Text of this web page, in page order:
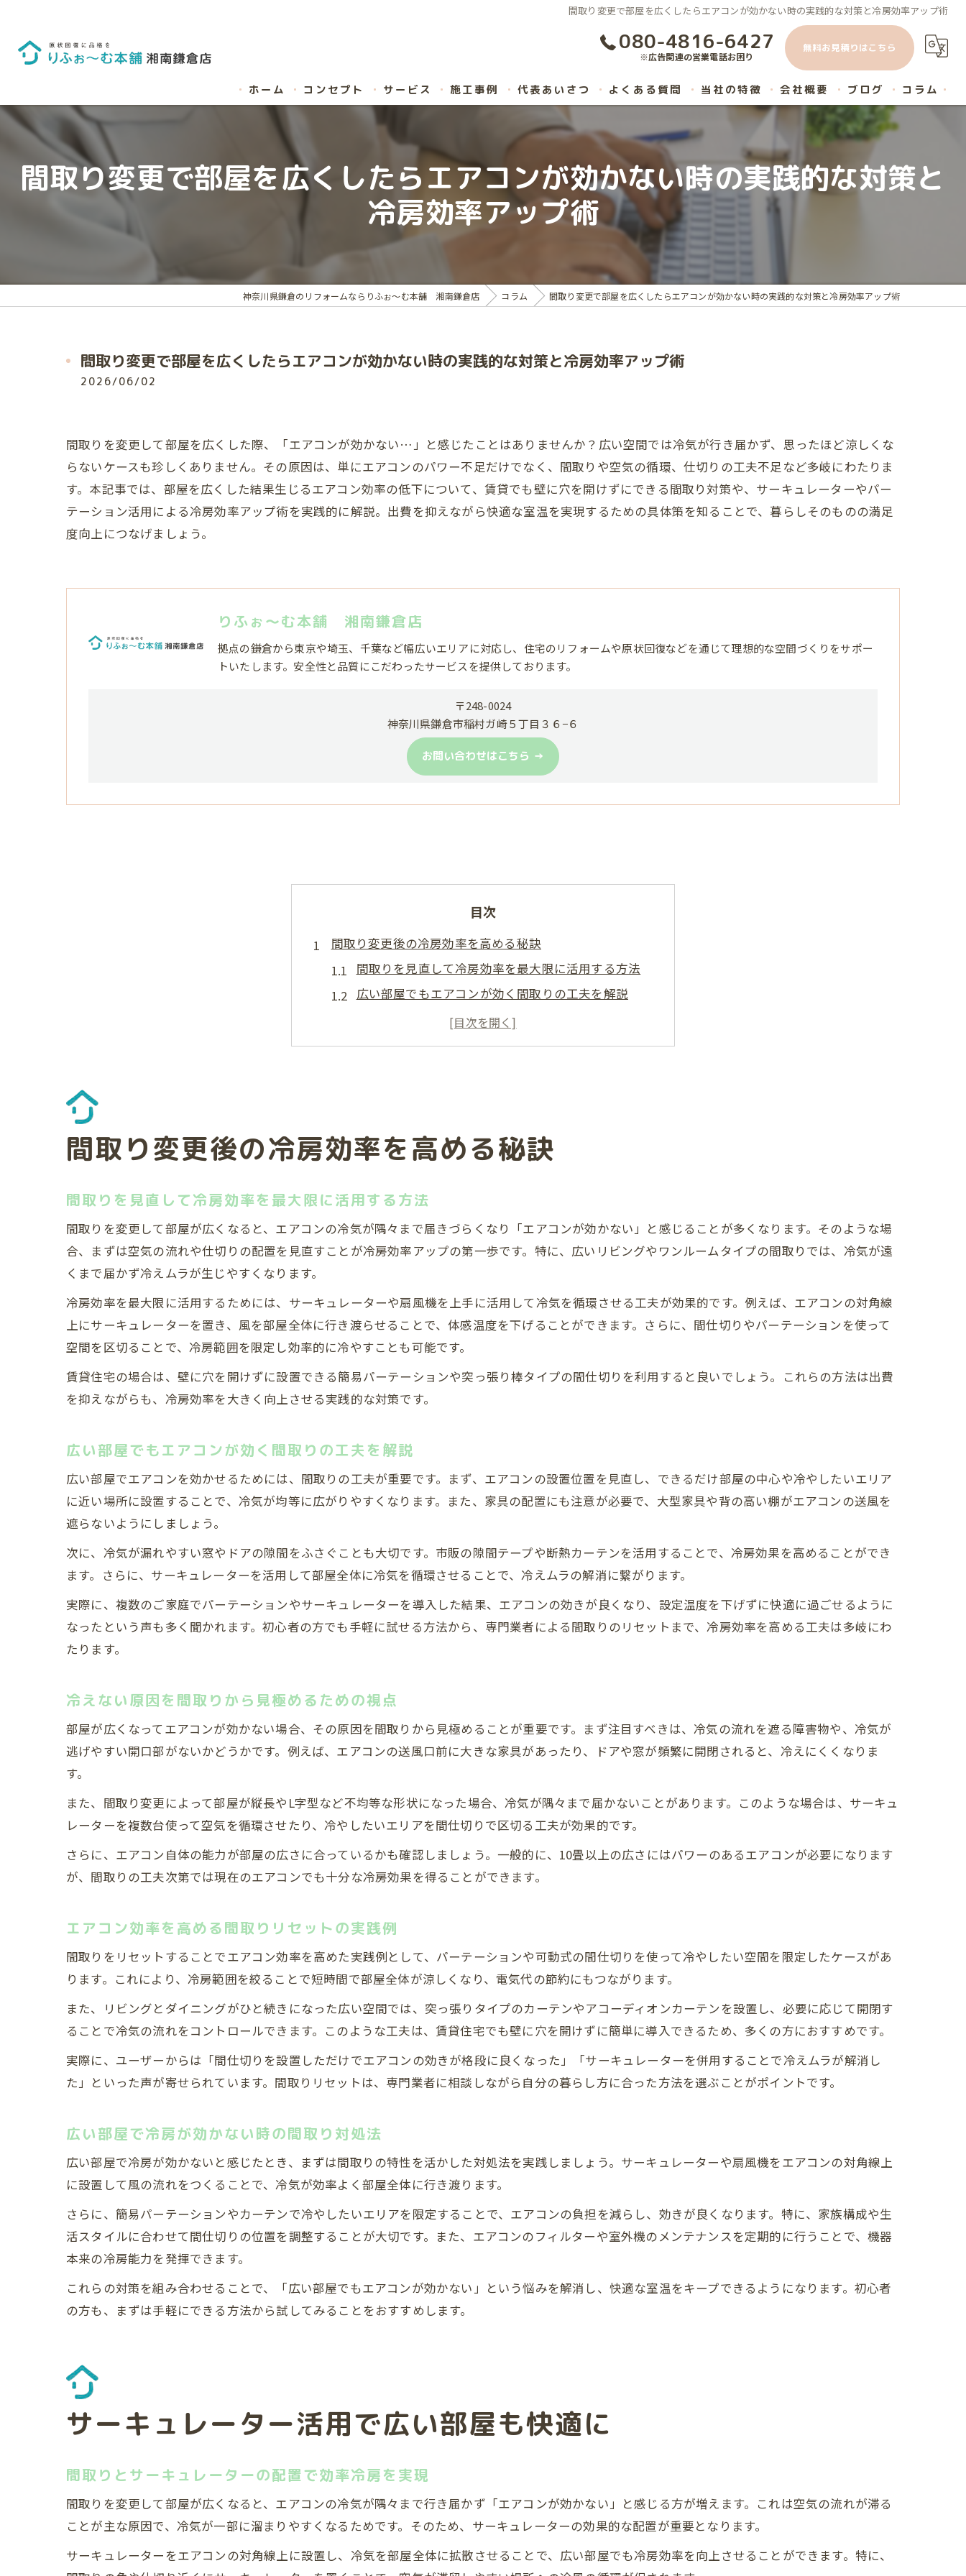
間取り変更で部屋を広くしたらエアコンが効かない時の実践的な対策と冷房効率アップ術
080-4816-6427
※広告関連の営業電話お困り
無料お見積りはこちら
ホーム コンセプト サービス 施工事例 代表あいさつ よくある質問 当社の特徴
内装工事
マンション
会社概要 ブログ コラム
間取り変更で部屋を広くしたらエアコンが効かない時の実践的な対策と
冷房効率アップ術
神奈川県鎌倉のリフォームならりふぉ～む本舗 湘南鎌倉店 コラム 間取り変更で部屋を広くしたらエアコンが効かない時の実践的な対策と冷房効率アップ術
間取り変更で部屋を広くしたらエアコンが効かない時の実践的な対策と冷房効率アップ術
2026/06/02
間取りを変更して部屋を広くした際、「エアコンが効かない…」と感じたことはありませんか？広い空間では冷気が行き届かず、思ったほど涼しくな
らないケースも珍しくありません。その原因は、単にエアコンのパワー不足だけでなく、間取りや空気の循環、仕切りの工夫不足など多岐にわたりま
す。本記事では、部屋を広くした結果生じるエアコン効率の低下について、賃貸でも壁に穴を開けずにできる間取り対策や、サーキュレーターやパー
テーション活用による冷房効率アップ術を実践的に解説。出費を抑えながら快適な室温を実現するための具体策を知ることで、暮らしそのものの満足
度向上につなげましょう。
りふぉ～む本舗 湘南鎌倉店
拠点の鎌倉から東京や埼玉、千葉など幅広いエリアに対応し、住宅のリフォームや原状回復などを通じて理想的な空間づくりをサポー
トいたします。安全性と品質にこだわったサービスを提供しております。
〒248-0024
神奈川県鎌倉市稲村ガ崎５丁目３６−６
お問い合わせはこちら
目次
間取り変更後の冷房効率を高める秘訣
間取りを見直して冷房効率を最大限に活用する方法
広い部屋でもエアコンが効く間取りの工夫を解説
冷えない原因を間取りから見極めるための視点
エアコン効率を高める間取りリセットの実践例
広い部屋でエアコン効率を上げる送風のコツ
サーキュレーターを使った間取り別冷房効率アップ術
広いリビングでも快適な間取りと送風方法
広い空間でエアコンが効かない時の見直し術
広い部屋でエアコンが効かない間取りの原因解説
冷房が効かない時の間取りと設備のチェックポイント
部屋の広さに合った間取り工夫で快適さを確保
エアコン効率を上げる間取りの具体的な見直し方法
賃貸でも安心な間仕切り工夫と涼しさ改善法
壁に穴を開けず間仕切りでエアコン効率を高める方法
簡単に取り入れられる間取り工夫と涼しさの両立
賃貸向け間取りアイデアで快適な空間作りを実現
部屋が冷えない原因を探すポイント解説
間取りとエアコン効率に影響する冷えない要因とは
広い部屋が冷えない時の間取り別チェックリスト
間取りを考慮したエアコン冷房効果の診断方法
元の設備を活かして広い部屋も涼しく過ごす方法
間取りに合わせて既存設備の冷房効率を最大化
広い部屋でエアコン性能を引き出す間取り工夫
間取り調整で追加費用なく冷房効率をアップ
部屋を広くしても涼しい間取りの実現方法
間取り変更後の冷房効率を高める秘訣
間取りを見直して冷房効率を最大限に活用する方法
間取りを変更して部屋が広くなると、エアコンの冷気が隅々まで届きづらくなり「エアコンが効かない」と感じることが多くなります。そのような場
合、まずは空気の流れや仕切りの配置を見直すことが冷房効率アップの第一歩です。特に、広いリビングやワンルームタイプの間取りでは、冷気が遠
くまで届かず冷えムラが生じやすくなります。
冷房効率を最大限に活用するためには、サーキュレーターや扇風機を上手に活用して冷気を循環させる工夫が効果的です。例えば、エアコンの対角線
上にサーキュレーターを置き、風を部屋全体に行き渡らせることで、体感温度を下げることができます。さらに、間仕切りやパーテーションを使って
空間を区切ることで、冷房範囲を限定し効率的に冷やすことも可能です。
賃貸住宅の場合は、壁に穴を開けずに設置できる簡易パーテーションや突っ張り棒タイプの間仕切りを利用すると良いでしょう。これらの方法は出費
を抑えながらも、冷房効率を大きく向上させる実践的な対策です。
広い部屋でもエアコンが効く間取りの工夫を解説
広い部屋でエアコンを効かせるためには、間取りの工夫が重要です。まず、エアコンの設置位置を見直し、できるだけ部屋の中心や冷やしたいエリア
に近い場所に設置することで、冷気が均等に広がりやすくなります。また、家具の配置にも注意が必要で、大型家具や背の高い棚がエアコンの送風を
遮らないようにしましょう。
次に、冷気が漏れやすい窓やドアの隙間をふさぐことも大切です。市販の隙間テープや断熱カーテンを活用することで、冷房効果を高めることができ
ます。さらに、サーキュレーターを活用して部屋全体に冷気を循環させることで、冷えムラの解消に繋がります。
実際に、複数のご家庭でパーテーションやサーキュレーターを導入した結果、エアコンの効きが良くなり、設定温度を下げずに快適に過ごせるように
なったという声も多く聞かれます。初心者の方でも手軽に試せる方法から、専門業者による間取りのリセットまで、冷房効率を高める工夫は多岐にわ
たります。
冷えない原因を間取りから見極めるための視点
部屋が広くなってエアコンが効かない場合、その原因を間取りから見極めることが重要です。まず注目すべきは、冷気の流れを遮る障害物や、冷気が
逃げやすい開口部がないかどうかです。例えば、エアコンの送風口前に大きな家具があったり、ドアや窓が頻繁に開閉されると、冷えにくくなりま
す。
また、間取り変更によって部屋が縦長やL字型など不均等な形状になった場合、冷気が隅々まで届かないことがあります。このような場合は、サーキュ
レーターを複数台使って空気を循環させたり、冷やしたいエリアを間仕切りで区切る工夫が効果的です。
さらに、エアコン自体の能力が部屋の広さに合っているかも確認しましょう。一般的に、10畳以上の広さにはパワーのあるエアコンが必要になります
が、間取りの工夫次第では現在のエアコンでも十分な冷房効果を得ることができます。
エアコン効率を高める間取りリセットの実践例
間取りをリセットすることでエアコン効率を高めた実践例として、パーテーションや可動式の間仕切りを使って冷やしたい空間を限定したケースがあ
ります。これにより、冷房範囲を絞ることで短時間で部屋全体が涼しくなり、電気代の節約にもつながります。
また、リビングとダイニングがひと続きになった広い空間では、突っ張りタイプのカーテンやアコーディオンカーテンを設置し、必要に応じて開閉す
ることで冷気の流れをコントロールできます。このような工夫は、賃貸住宅でも壁に穴を開けずに簡単に導入できるため、多くの方におすすめです。
実際に、ユーザーからは「間仕切りを設置しただけでエアコンの効きが格段に良くなった」「サーキュレーターを併用することで冷えムラが解消し
た」といった声が寄せられています。間取りリセットは、専門業者に相談しながら自分の暮らし方に合った方法を選ぶことがポイントです。
広い部屋で冷房が効かない時の間取り対処法
広い部屋で冷房が効かないと感じたとき、まずは間取りの特性を活かした対処法を実践しましょう。サーキュレーターや扇風機をエアコンの対角線上
に設置して風の流れをつくることで、冷気が効率よく部屋全体に行き渡ります。
さらに、簡易パーテーションやカーテンで冷やしたいエリアを限定することで、エアコンの負担を減らし、効きが良くなります。特に、家族構成や生
活スタイルに合わせて間仕切りの位置を調整することが大切です。また、エアコンのフィルターや室外機のメンテナンスを定期的に行うことで、機器
本来の冷房能力を発揮できます。
これらの対策を組み合わせることで、「広い部屋でもエアコンが効かない」という悩みを解消し、快適な室温をキープできるようになります。初心者
の方も、まずは手軽にできる方法から試してみることをおすすめします。
サーキュレーター活用で広い部屋も快適に
間取りとサーキュレーターの配置で効率冷房を実現
間取りを変更して部屋が広くなると、エアコンの冷気が隅々まで行き届かず「エアコンが効かない」と感じる方が増えます。これは空気の流れが滞る
ことが主な原因で、冷気が一部に溜まりやすくなるためです。そのため、サーキュレーターの効果的な配置が重要となります。
サーキュレーターをエアコンの対角線上に設置し、冷気を部屋全体に拡散させることで、広い部屋でも冷房効率を向上させることができます。特に、
無料お見積りはこちら
無料お見積りはこちら